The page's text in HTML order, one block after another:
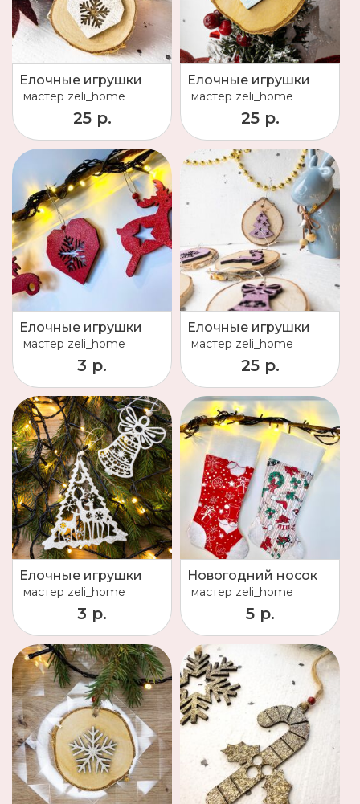
Елочные игрушки
мастер zeli_home
25 р.
Елочные игрушки
мастер zeli_home
25 р.
Елочные игрушки
мастер zeli_home
3 р.
Елочные игрушки
мастер zeli_home
25 р.
Елочные игрушки
мастер zeli_home
3 р.
Новогодний носок
мастер zeli_home
5 р.